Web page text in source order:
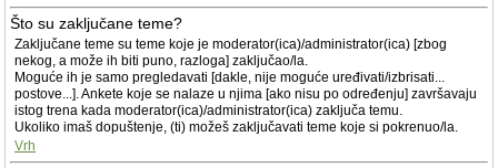
Što su zaključane teme?
Zaključane teme su teme koje je moderator(ica)/administrator(ica) [zbog
nekog, a može ih biti puno, razloga] zaključao/la.
Moguće ih je samo pregledavati [dakle, nije moguće uređivati/izbrisati...
postove...]. Ankete koje se nalaze u njima [ako nisu po određenju] završavaju
istog trena kada moderator(ica)/administrator(ica) zaključa temu.
Ukoliko imaš dopuštenje, (ti) možeš zaključavati teme koje si pokrenuo/la.
Vrh